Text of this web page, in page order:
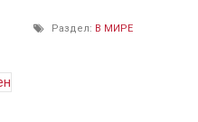
Раздел: В МИРЕ